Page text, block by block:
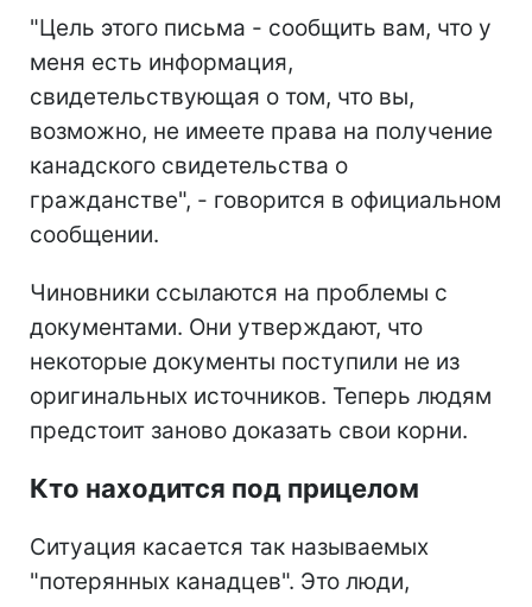
"Цель этого письма - сообщить вам, что у
меня есть информация,
свидетельствующая о том, что вы,
возможно, не имеете права на получение
канадского свидетельства о
гражданстве", - говорится в официальном
сообщении.
Чиновники ссылаются на проблемы с
документами. Они утверждают, что
некоторые документы поступили не из
оригинальных источников. Теперь людям
предстоит заново доказать свои корни.
Кто находится под прицелом
Ситуация касается так называемых
"потерянных канадцев". Это люди,